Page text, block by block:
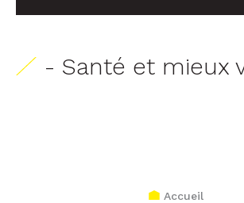
- Santé et mieux
Accueil